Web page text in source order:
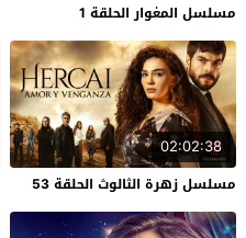
مسلسل المغوار الحلقة 1
02:02:38
مسلسل زهرة الثالوث الحلقة 53